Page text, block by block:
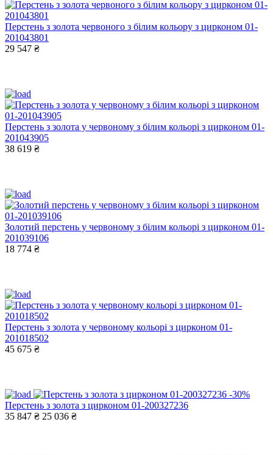
Перстень з золота червоного з білим кольору з цирконом 01-
201043801
29 547 ₴
Перстень з золота у червоному з білим кольорі з цирконом 01-
201043905
38 619 ₴
Золотий перстень у червоному з білим кольорі з цирконом 01-
201039106
18 774 ₴
Перстень з золота у червоному кольорі з цирконом 01-
201018502
45 675 ₴
-30%
Перстень з золота з цирконом 01-200327236
35 847 ₴ 25 036 ₴